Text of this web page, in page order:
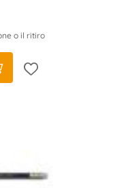
o il ritiro